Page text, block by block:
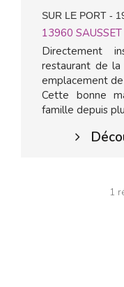
SUR LE PORT -
13960
Directement
restaurant de la
emplacement
Cette bonne
famille depuis
1